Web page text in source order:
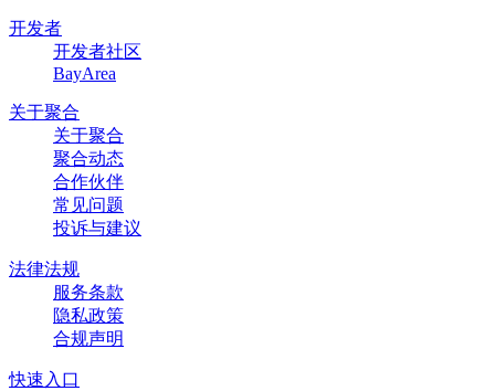
开发者
开发者社区
BayArea
关于聚合
关于聚合
聚合动态
合作伙伴
常见问题
投诉与建议
法律法规
服务条款
隐私政策
合规声明
快速入口